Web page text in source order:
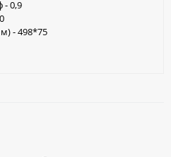
- 0,9
- 498*75